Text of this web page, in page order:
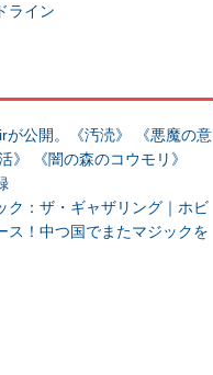
ライン
が公開。《汚涜》 《悪魔の意
》 《闇の森のコウモリ》
ク：ザ・ギャザリング｜ホビ
ス！中つ国でまたマジックを